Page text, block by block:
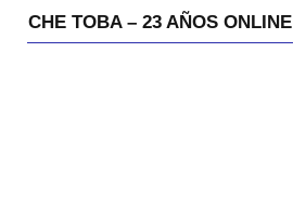
CHE TOBA – 23 AÑOS ONLINE